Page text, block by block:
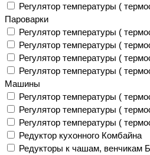
Регулятор температуры (
Пароварки
Регулятор температуры (
Регулятор температуры (
Регулятор температуры (
Регулятор температуры (
Машины
Регулятор температуры (
Регулятор температуры (
Регулятор температуры (
Редуктор кухонного Комбайна
Редукторы к чашам, венчикам